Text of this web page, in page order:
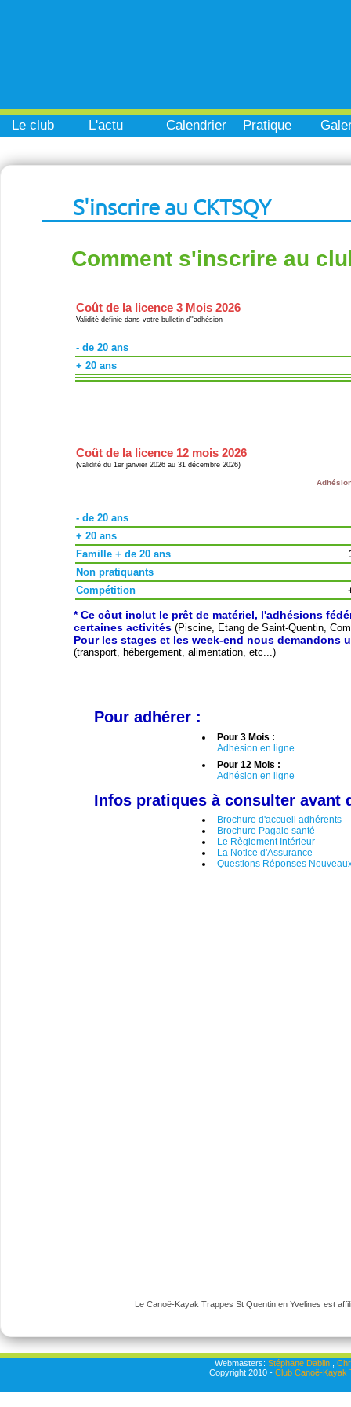
Le club L'actu Calendrier Pratique
S'inscrire au CKTSQY
Comment s'inscrire au
Coût de la licence 3 Mois 2026
Validité définie dans votre bulletin d''adhésion
- de 20 ans
+ 20 ans
Coût de la licence 12 mois 2026
(validité du 1er janvier 2026 au 31 décembre 2026)
- de 20 ans
+ 20 ans
Famille + de 20 ans
Non pratiquants
Compétition
* Ce côut inclut le prêt de matériel, l'adhésions
certaines activités (Piscine, Etang de Saint-Quentin,
Pour les stages et les week-end nous demandons
(transport, hébergement, alimentation, etc...)
Pour adhérer :
Pour 3 Mois :
Adhésion en ligne
Pour 12 Mois :
Adhésion en ligne
Infos pratiques à consulter avant
Brochure d'accueil adhérents
Brochure Pagaie santé
Le Règlement Intérieur
La Notice d'Assurance
Questions Réponses
Le Canoë-Kayak Trappes St Quentin en Yvelines est
Webmasters: Stéphane Dablin,
Copyright 2010 - Club Canoë-Kayak